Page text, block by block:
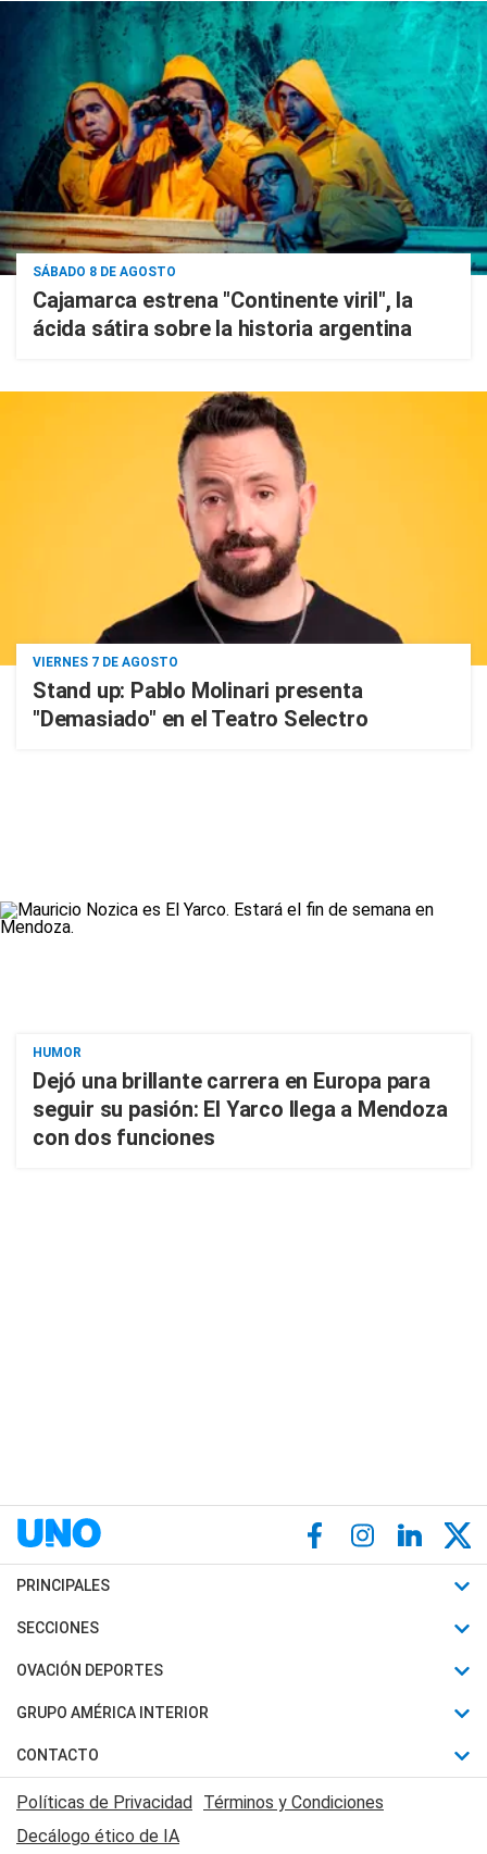
SÁBADO 8 DE AGOSTO
Cajamarca estrena "Continente viril", la
ácida sátira sobre la historia argentina
VIERNES 7 DE AGOSTO
Stand up: Pablo Molinari presenta
"Demasiado" en el Teatro Selectro
HUMOR
Dejó una brillante carrera en Europa para
seguir su pasión: El Yarco llega a Mendoza
con dos funciones
PRINCIPALES
Últimas Noticias
Política
Judiciales
Economia
SECCIONES
Horóscopo
Motores
Trucos caseros
Series y Películas
Edictos y Solicitadas
OVACIÓN DEPORTES
Fútbol
Mundial
Automovilismo
Rugby
GRUPO AMÉRICA INTERIOR
Canal 7 en Vivo
CONTACTO
Acerca de Nosotros
Contactanos
Políticas de Privacidad Términos y Condiciones
Decálogo ético de IA